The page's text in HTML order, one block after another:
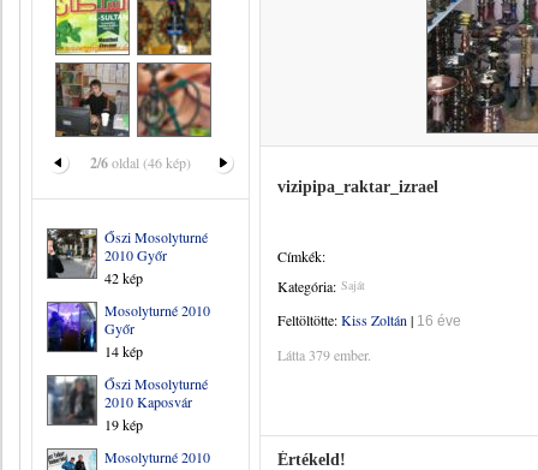
2/6oldal (46 kép)
Őszi Mosolyturné
2010 Győr
42 kép
Mosolyturné 2010
Győr
14 kép
Őszi Mosolyturné
2010 Kaposvár
19 kép
Mosolyturné 2010
vizipipa_raktar_izrael
Címkék:
Kategória: Saját
Feltöltötte:Kiss Zoltán | 16 éve
Látta 379 ember.
Értékeld!